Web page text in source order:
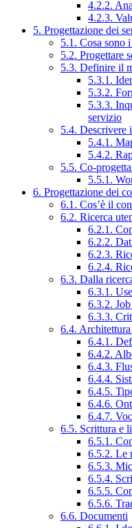
4.2.2.
4.2.3.
5. Progettazione dei
5.1. Cosa sono
5.2. Progettare
5.3. Definire il
5.3.1.
5.3.2.
5.3.3.
servizio
5.4. Descrivere
5.4.1.
5.4.2.
5.5. Co-
5.5.1.
6. Progettazione dei
6.1. Cos’è il
6.2. Ricerca
6.2.1.
6.2.2.
6.2.3.
6.2.4.
6.3. Dalla
6.3.1.
6.3.2.
6.3.3.
6.4.
6.4.1.
6.4.2.
6.4.3.
6.4.4.
6.4.5.
6.4.6.
6.4.7.
6.5. Scrittura e
6.5.1.
6.5.2. Le
6.5.3.
6.5.4.
6.5.5.
6.5.6.
6.6. Documenti